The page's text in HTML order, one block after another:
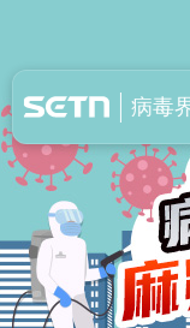
病毒